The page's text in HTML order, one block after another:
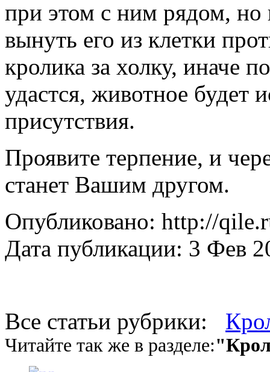
при этом с ним рядом, но
вынуть его из клетки
кролика за холку, иначе
удастся, животное будет
присутствия.
Проявите терпение, и
станет Вашим другом.
Опубликовано: http://
Дата публикации: 3 Фев
Все статьи рубрики:
Читайте так же в разделе: